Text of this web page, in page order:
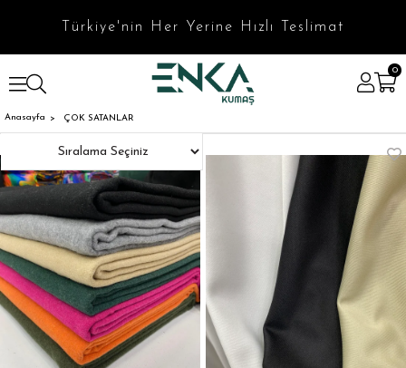
Türkiye'nin Her Yerine Hızlı Teslimat
0
Anasayfa ÇOK SATANLAR